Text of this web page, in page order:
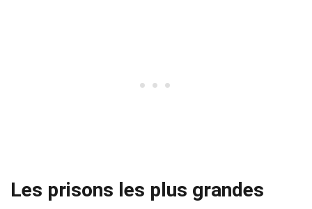
Les prisons les plus grandes